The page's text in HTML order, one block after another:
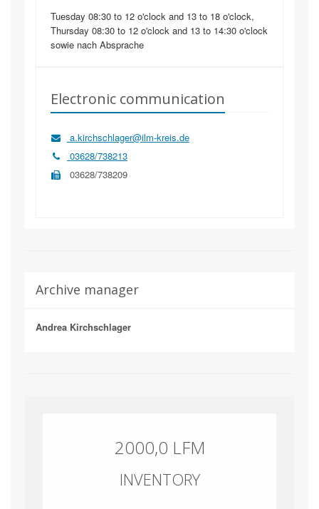
Tuesday 08:30 to 12 o'clock and 13 to 18 o'clock,
Thursday 08:30 to 12 o'clock and 13 to 14:30 o'clock
sowie nach Absprache
Electronic communication
a.kirchschlager@ilm-kreis.de
03628/738213
03628/738209
Archive manager
Andrea Kirchschlager
2000,0 LFM
INVENTORY